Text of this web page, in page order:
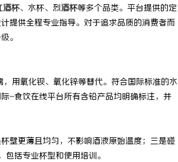
酒杯、水杯、烈酒杯等多个品类。平台提供的定
提供全程专业指导。对于追求品质的消费者而
。
用氧化钡、氧化锌等替代。符合国际标准的水
-食饮在线平台所有含铅产品均明确标注，并
壁更薄且均匀，不影响酒液原始温度；三是碰
括专业杯型和使用培训。